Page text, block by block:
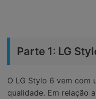
Parte 1: LG
O LG Stylo 6 vem com
qualidade. Em relação